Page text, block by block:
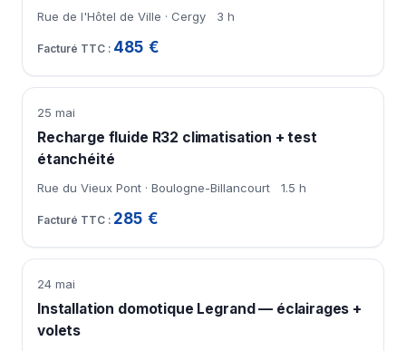
Rue de l'Hôtel de Ville · Cergy 3 h
485 €
25 mai
Recharge fluide R32 climatisation + test
étanchéité
Rue du Vieux Pont · Boulogne-Billancourt 1.5 h
285 €
24 mai
Installation domotique Legrand — éclairages +
volets